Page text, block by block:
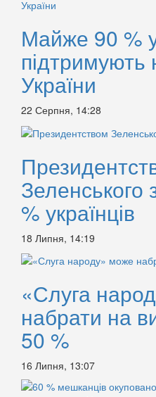
Майже 90 %
підтримують
України
22 Серпня, 14:28
Зеленського
% українців
18 Липня, 14:19
«Слуга
набрати на
50 %
16 Липня, 13:07